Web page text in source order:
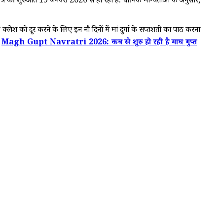
को दूर करने के लिए इन नौ दिनों में मां दुर्गा के सप्तशती का पाठ करना
Magh Gupt Navratri 2026: कब से शुरु हो रही है माघ गुप्त